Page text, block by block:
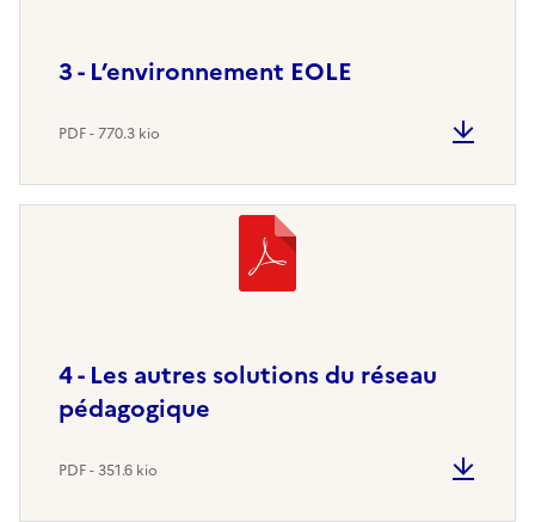
3 - L’environnement EOLE
PDF - 770.3 kio
4 - Les autres solutions du réseau
pédagogique
PDF - 351.6 kio